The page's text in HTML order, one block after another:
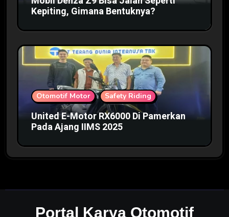
Kepiting, Gimana Bentuknya?
Otomotif Motor Safety Riding
United E-Motor RX6000 Di Pamerkan
Pada Ajang IIMS 2025
Portal Karya Otomotif